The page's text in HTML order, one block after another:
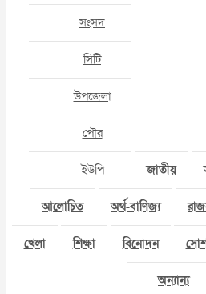
সংসদ
সিটি
উপজেলা
পৌর
ইউপি জাতীয়
আলোচিত অর্থ-বাণিজ্য
খেলা শিক্ষা বিনোদন
অন্যান্য